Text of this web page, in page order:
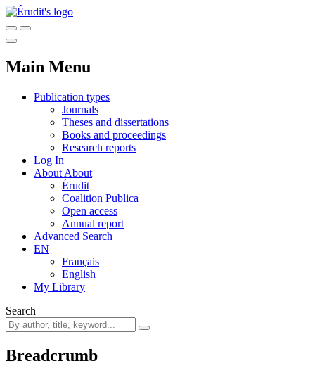
Main Menu
Publication types
Journals
Theses and dissertations
Books and proceedings
Research reports
Log In
About About
Érudit
Coalition Publica
Open access
Annual report
Advanced Search
EN
Français
English
My Library
Search
Breadcrumb